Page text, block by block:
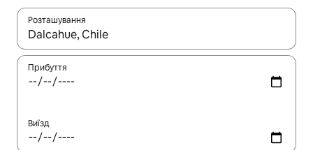
Розташування
Отримавши результати пошуку, використовуйте для
Прибуття
Виїзд